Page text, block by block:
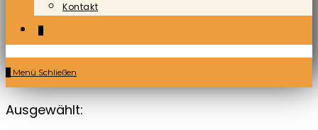
Kontakt
Menü Schließen
Ausgewählt: